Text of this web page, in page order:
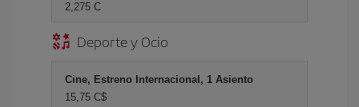
2,275 C
Deporte y Ocio
Cine, Estreno Internacional, 1 Asiento
15,75 C$